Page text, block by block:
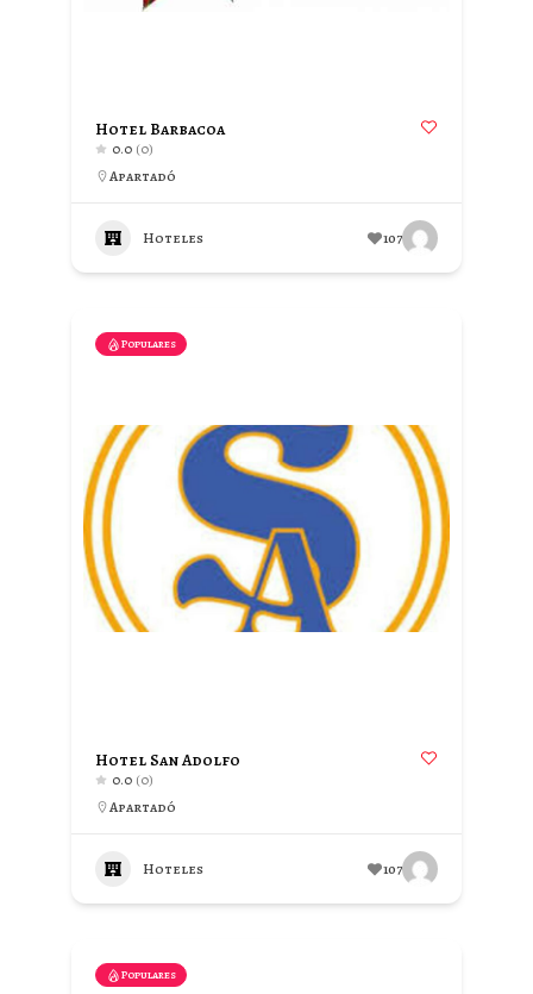
Hotel Barbacoa
0.0 (0)
Apartadó
Hoteles 107
Populares
Hotel San Adolfo
0.0 (0)
Apartadó
Hoteles 107
Populares